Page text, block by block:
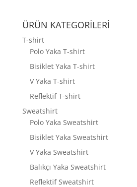
ÜRÜN KATEGORİLERİ
T-shirt
Polo Yaka T-shirt
Bisiklet Yaka T-shirt
V Yaka T-shirt
Reflektif T-shirt
Sweatshirt
Polo Yaka Sweatshirt
Bisiklet Yaka Sweatshirt
V Yaka Sweatshirt
Balıkçı Yaka Sweatshirt
Reflektif Sweatshirt